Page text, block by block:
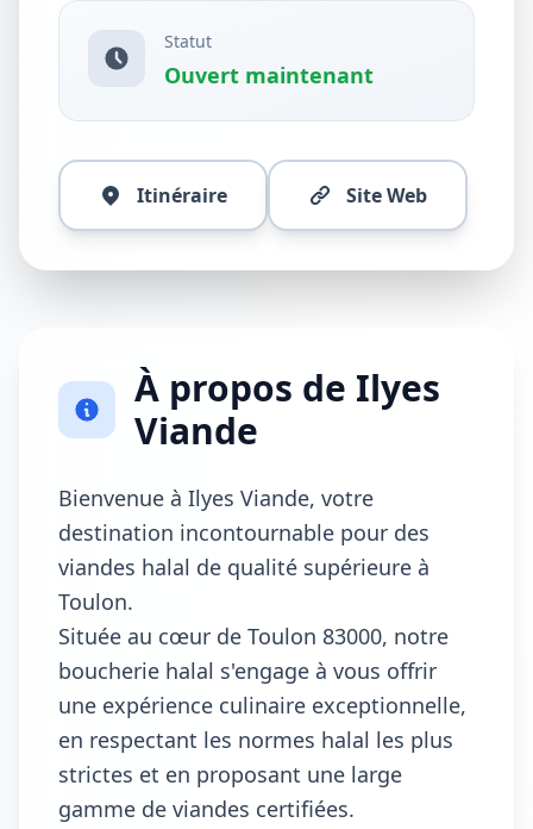
Statut
Ouvert maintenant
Itinéraire Site Web
À propos de Ilyes
Viande
Bienvenue à Ilyes Viande, votre
destination incontournable pour des
viandes halal de qualité supérieure à
Toulon.
Située au cœur de Toulon 83000, notre
boucherie halal s'engage à vous offrir
une expérience culinaire exceptionnelle,
en respectant les normes halal les plus
strictes et en proposant une large
gamme de viandes certifiées.